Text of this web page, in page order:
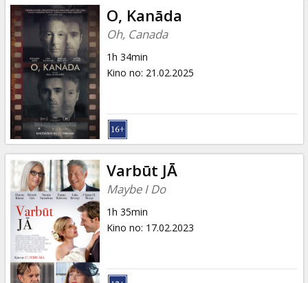
B2B
Kino
Klubs
O, Kanāda
Oh, Canada
1h 34min
Kino no: 21.02.2025
Varbūt JĀ
Maybe I Do
1h 35min
Kino no: 17.02.2023